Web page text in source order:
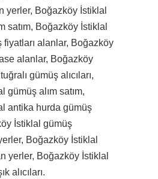
yerler, Boğazköy İstiklal
satım, Boğazköy İstiklal
fiyatları alanlar, Boğazköy
alanlar, Boğazköy
gümüş alıcıları,
gümüş alım satım,
antika hurda gümüş
İstiklal gümüş
Boğazköy İstiklal
yerler, Boğazköy İstiklal
alıcıları.